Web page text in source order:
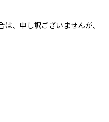
、申し訳ございませんが、